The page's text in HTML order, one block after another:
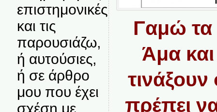
επιστημονικές
και τις
παρουσιάζω,
ή αυτούσιες,
ή σε άρθρο
μου που έχει
σχέση με
Γαμώ τα
Άμα
πρέπει